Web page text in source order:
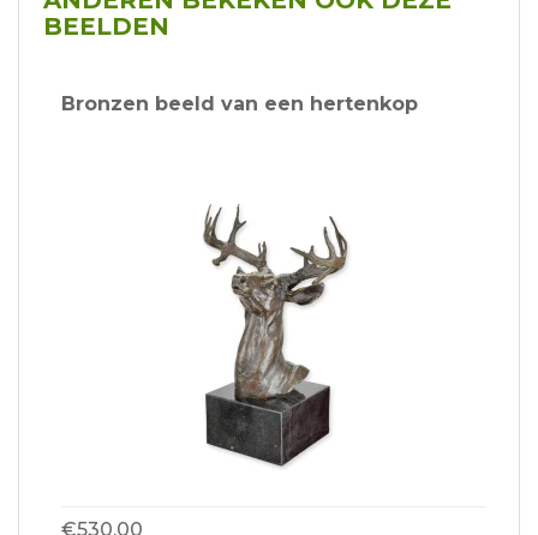
BEELDEN
Bronzen beeld van een hertenkop
€530,00